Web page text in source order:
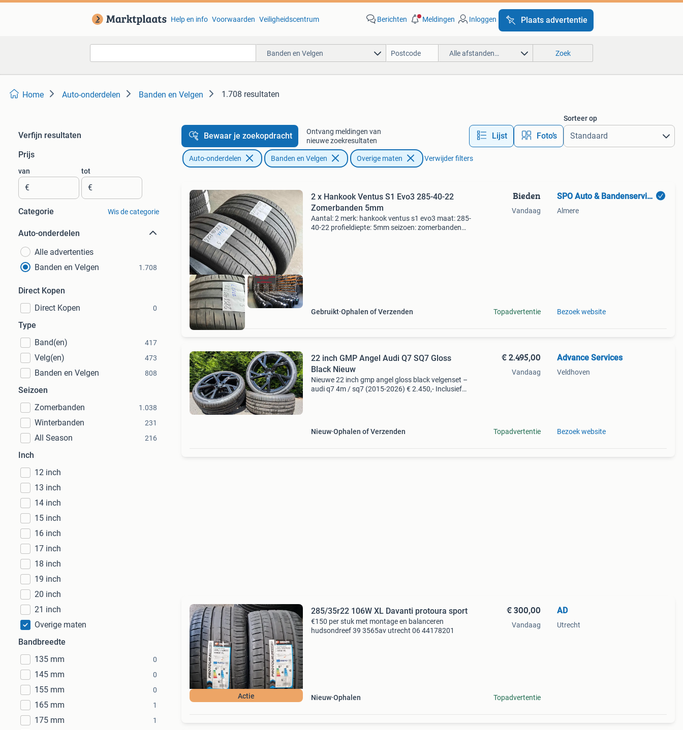
Help en info Voorwaarden Veiligheidscentrum Berichten Meldingen Inloggen Plaats advertentie
Banden en Velgen Alle afstanden… Zoek
Home Auto-onderdelen Banden en Velgen 1.708 resultaten
Verfijn resultaten
Prijs
van
€
tot
€
Categorie Wis de categorie
Auto-onderdelen
Alle advertenties
Banden en Velgen
1.708
Direct Kopen
Direct Kopen
0
Type
Band(en)
417
Velg(en) 473
Banden en Velgen 808
Seizoen
Zomerbanden
1.038
Winterbanden 231
All Season 216
Inch
12 inch
13 inch
14 inch
15 inch
16 inch
17 inch
18 inch
19 inch
20 inch
21 inch
Overige maten
Bandbreedte
135 mm
0
145 mm 0
155 mm 0
165 mm 1
175 mm 1
Bewaar je zoekopdracht
Ontvang meldingen van
nieuwe zoekresultaten
Lijst Foto’s
Sorteer op
Auto-onderdelen Banden en Velgen Overige maten Verwijder filters
2 x Hankook Ventus S1 Evo3 285-40-22
Zomerbanden 5mm
Aantal: 2 merk: hankook ventus s1 evo3 maat: 285-
40-22 profieldiepte: 5mm seizoen: zomerbanden
Gebruikt Ophalen of Verzenden
Bieden
Vandaag
Topadvertentie
SPO Auto & Bandenservice B.V.
Almere
Bezoek website
22 inch GMP Angel Audi Q7 SQ7 Gloss
Black Nieuw
Nieuwe 22 inch gmp angel gloss black velgenset –
audi q7 4m / sq7 (2015-2026) € 2.450,- Inclusief
Nieuw Ophalen of Verzenden
€ 2.495,00
Vandaag
Topadvertentie
Advance Services
Veldhoven
Bezoek website
Actie
285/35r22 106W XL Davanti protoura sport
€150 per stuk met montage en balanceren
hudsondreef 39 3565av utrecht 06 44178201
Nieuw Ophalen
€ 300,00
Vandaag
Topadvertentie
AD
Utrecht